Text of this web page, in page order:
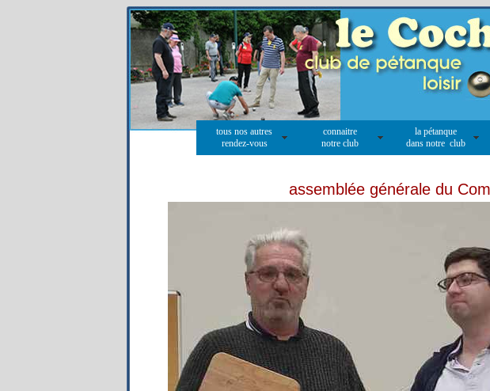
tous nos autres
rendez-vous
connaitre
notre club
la pétanque
dans notre club
assemblée générale du